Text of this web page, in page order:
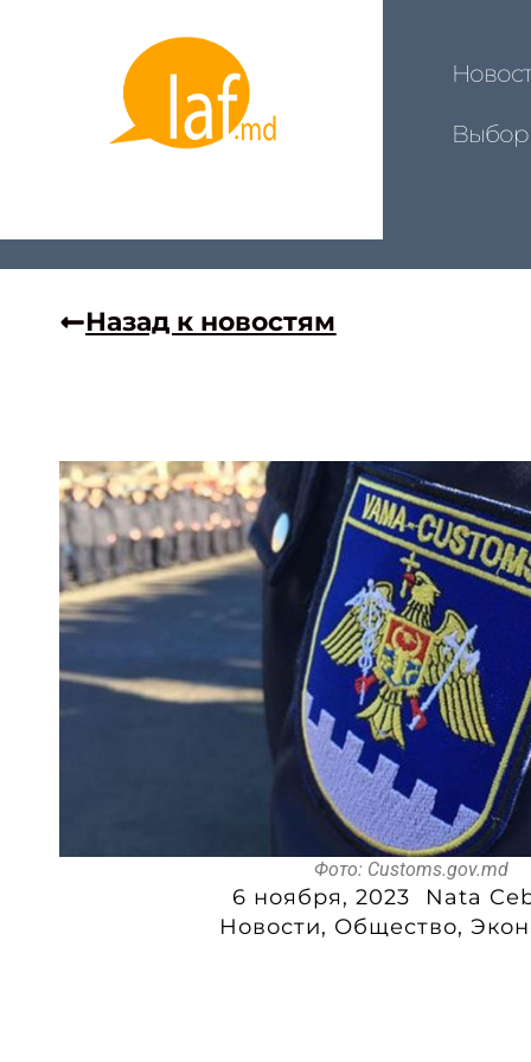
Назад к новостям
Фото: Customs.gov.md
6 ноября, 2023
Nata
Новости, Общество,